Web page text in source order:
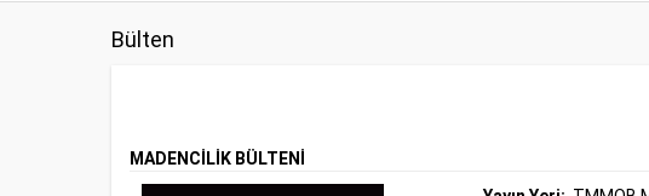
Bülten
MADENCİLİK BÜLTENİ